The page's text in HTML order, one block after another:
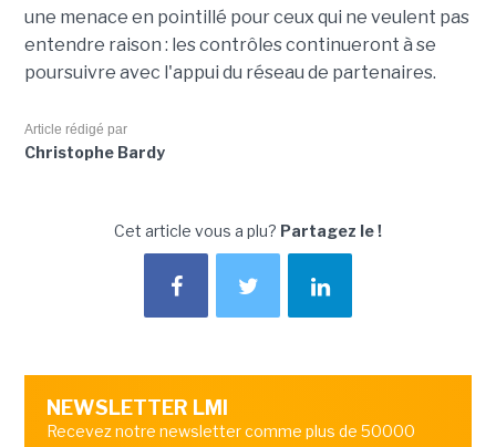
une menace en pointillé pour ceux qui ne veulent pas
entendre raison : les contrôles continueront à se
poursuivre avec l'appui du réseau de partenaires.
Article rédigé par
Christophe Bardy
Cet article vous a plu? Partagez le !
NEWSLETTER LMI
Recevez notre newsletter comme plus de 50000